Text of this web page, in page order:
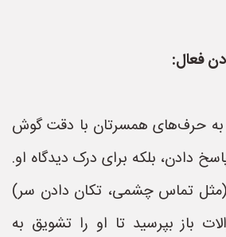
به حرف‌های همسرتان با دقت گوش
دادن، بلکه برای درک دیدگاه او.
(مثل تماس چشمی، تکان دادن سر)
باز بپرسید تا او را تشویق به